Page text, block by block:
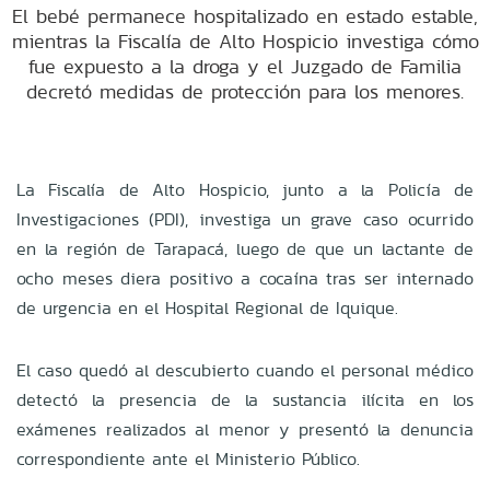
El bebé permanece hospitalizado en estado estable,
mientras la Fiscalía de Alto Hospicio investiga cómo
fue expuesto a la droga y el Juzgado de Familia
decretó medidas de protección para los menores.
La Fiscalía de Alto Hospicio, junto a la Policía de
Investigaciones (PDI), investiga un grave caso ocurrido
en la región de Tarapacá, luego de que un lactante de
ocho meses diera positivo a cocaína tras ser internado
de urgencia en el Hospital Regional de Iquique.
El caso quedó al descubierto cuando el personal médico
detectó la presencia de la sustancia ilícita en los
exámenes realizados al menor y presentó la denuncia
correspondiente ante el Ministerio Público.